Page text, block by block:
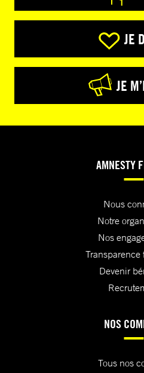
JE
JE
AMNESTY
Nous
Notre
Nos
Transparence
Devenir
NOS
Tous nos